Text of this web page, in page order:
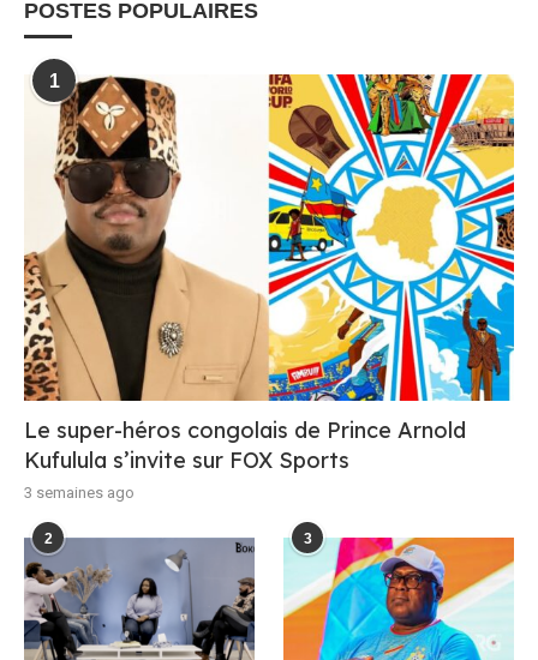
POSTES POPULAIRES
1
Le super-héros congolais de Prince Arnold
Kufulula s’invite sur FOX Sports
3 semaines ago
2 3